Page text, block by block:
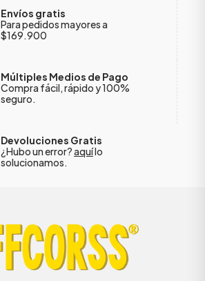
Envíos gratis
Para pedidos mayores a
$169.900
Múltiples Medios de Pago
Compra fácil, rápido y 100%
seguro.
Devoluciones Gratis
¿Hubo un error?aquílo
solucionamos.